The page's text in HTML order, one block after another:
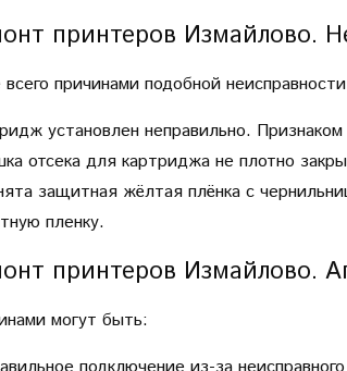
принтеров Измайлово.
причинами подобной
установлен неправильно.
отсека для картриджа не плотно
защитная жёлтая плёнка с
пленку.
принтеров Измайлово.
могут быть: